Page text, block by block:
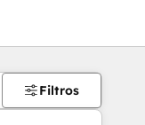
Filtros